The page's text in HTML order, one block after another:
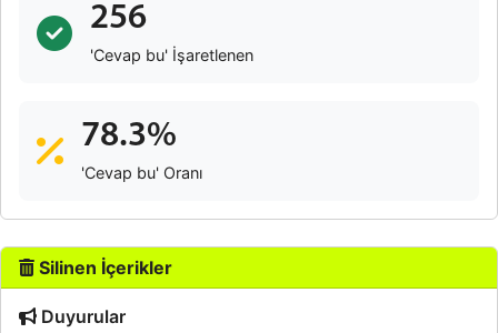
256
'Cevap bu' İşaretlenen
78.3%
'Cevap bu' Oranı
Silinen İçerikler
Duyurular